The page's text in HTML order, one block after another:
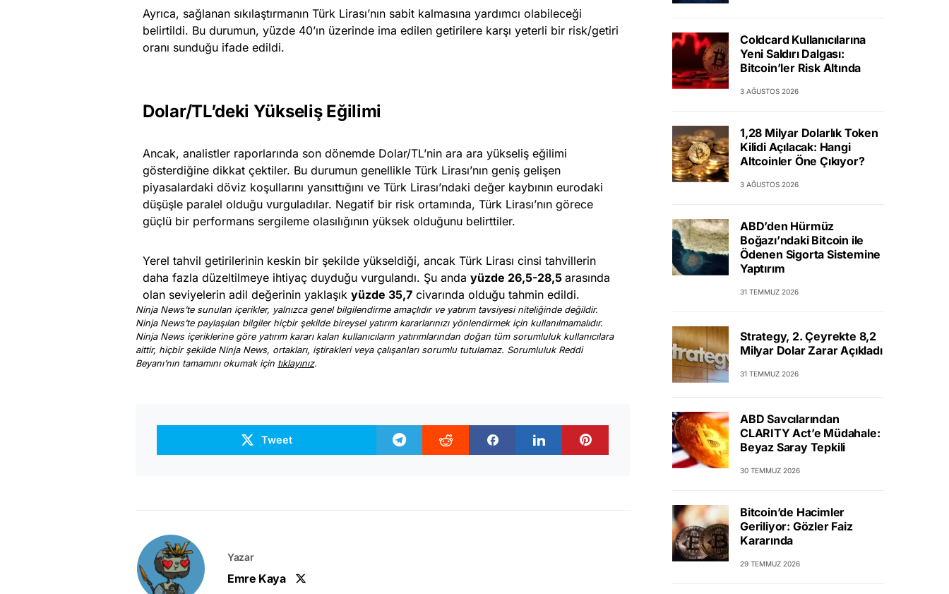
Ayrıca, sağlanan sıkılaştırmanın Türk Lirası’nın sabit kalmasına yardımcı olabileceği
belirtildi. Bu durumun, yüzde 40’ın üzerinde ima edilen getirilere karşı yeterli bir risk/getiri
oranı sunduğu ifade edildi.
Dolar/TL’deki Yükseliş Eğilimi
Ancak, analistler raporlarında son dönemde Dolar/TL’nin ara ara yükseliş eğilimi
gösterdiğine dikkat çektiler. Bu durumun genellikle Türk Lirası’nın geniş gelişen
piyasalardaki döviz koşullarını yansıttığını ve Türk Lirası’ndaki değer kaybının eurodaki
düşüşle paralel olduğu vurguladılar. Negatif bir risk ortamında, Türk Lirası’nın görece
güçlü bir performans sergileme olasılığının yüksek olduğunu belirttiler.
Yerel tahvil getirilerinin keskin bir şekilde yükseldiği, ancak Türk Lirası cinsi tahvillerin
daha fazla düzeltilmeye ihtiyaç duyduğu vurgulandı. Şu anda yüzde 26,5-28,5 arasında
olan seviyelerin adil değerinin yaklaşık yüzde 35,7 civarında olduğu tahmin edildi.
Ninja News’te sunulan içerikler, yalnızca genel bilgilendirme amaçlıdır ve yatırım tavsiyesi niteliğinde değildir.
Ninja News’te paylaşılan bilgiler hiçbir şekilde bireysel yatırım kararlarınızı yönlendirmek için kullanılmamalıdır.
Ninja News içeriklerine göre yatırım kararı kalan kullanıcıların yatırımlarından doğan tüm sorumluluk kullanıcılara
aittir, hiçbir şekilde Ninja News, ortakları, iştirakleri veya çalışanları sorumlu tutulamaz. Sorumluluk Reddi
Beyanı’nın tamamını okumak için tıklayınız.
Tweet
Yazar
Emre Kaya
Coldcard Kullanıcılarına
Yeni Saldırı Dalgası:
Bitcoin’ler Risk Altında
3 AĞUSTOS 2026
1,28 Milyar Dolarlık Token
Kilidi Açılacak: Hangi
Altcoinler Öne Çıkıyor?
3 AĞUSTOS 2026
ABD’den Hürmüz
Boğazı’ndaki Bitcoin ile
Ödenen Sigorta Sistemine
Yaptırım
31 TEMMUZ 2026
Strategy, 2. Çeyrekte 8,2
Milyar Dolar Zarar Açıkladı
31 TEMMUZ 2026
ABD Savcılarından
CLARITY Act’e Müdahale:
Beyaz Saray Tepkili
30 TEMMUZ 2026
Bitcoin’de Hacimler
Geriliyor: Gözler Faiz
Kararında
29 TEMMUZ 2026